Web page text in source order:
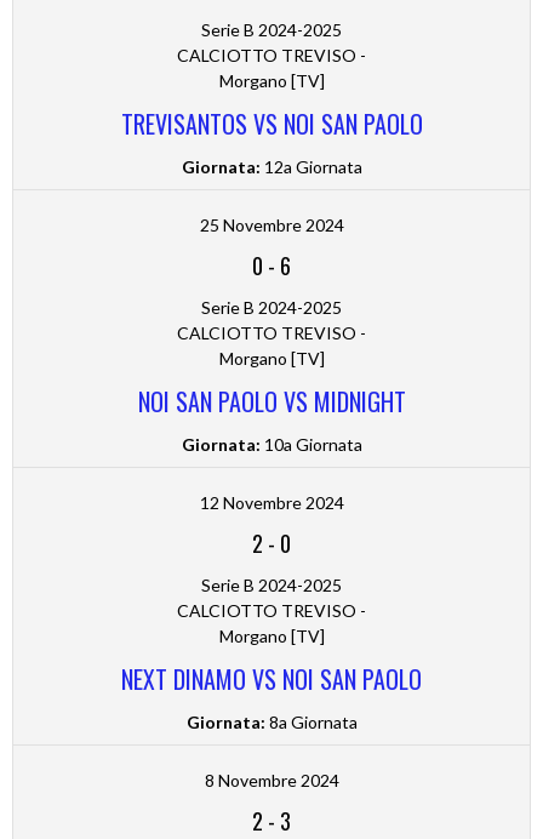
Serie B 2024-2025
CALCIOTTO TREVISO -
Morgano [TV]
TREVISANTOS VS NOI SAN PAOLO
Giornata: 12a Giornata
25 Novembre 2024
0 - 6
Serie B 2024-2025
CALCIOTTO TREVISO -
Morgano [TV]
NOI SAN PAOLO VS MIDNIGHT
Giornata: 10a Giornata
12 Novembre 2024
2 - 0
Serie B 2024-2025
CALCIOTTO TREVISO -
Morgano [TV]
NEXT DINAMO VS NOI SAN PAOLO
Giornata: 8a Giornata
8 Novembre 2024
2 - 3